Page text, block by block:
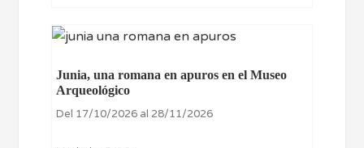
Junia, una romana en apuros en el Museo
Arqueológico
Del 17/10/2026 al 28/11/2026